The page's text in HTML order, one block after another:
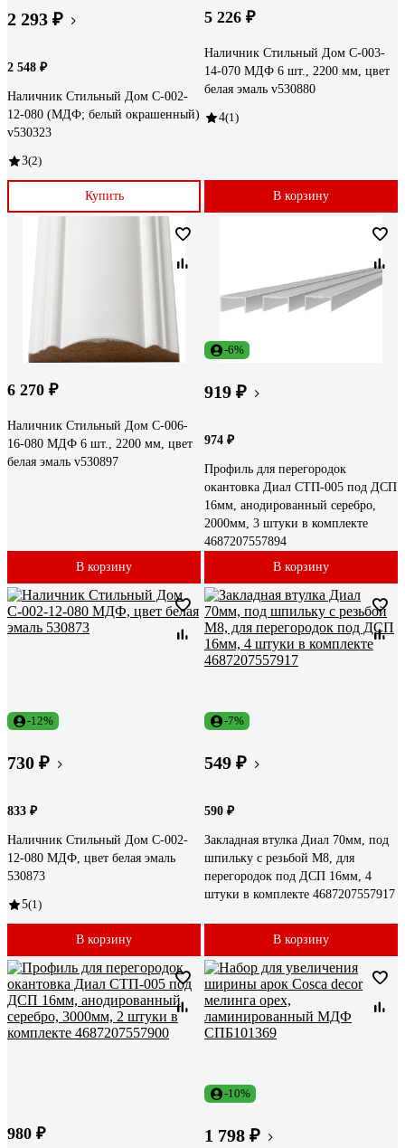
2 293 ₽
2 548 ₽
Наличник Стильный Дом С-002-
12-080 (МДФ; белый окрашенный)
v530323
3(2)
Купить
5 226 ₽
Наличник Стильный Дом С-003-
14-070 МДФ 6 шт., 2200 мм, цвет
белая эмаль v530880
4(1)
В корзину
6 270 ₽
Наличник Стильный Дом С-006-
16-080 МДФ 6 шт., 2200 мм, цвет
белая эмаль v530897
В корзину
-6%
919 ₽
974 ₽
Профиль для перегородок
окантовка Диал СТП-005 под ДСП
16мм, анодированный серебро,
2000мм, 3 штуки в комплекте
4687207557894
В корзину
-12%
730 ₽
833 ₽
Наличник Стильный Дом С-002-
12-080 МДФ, цвет белая эмаль
530873
5(1)
В корзину
-7%
549 ₽
590 ₽
Закладная втулка Диал 70мм, под
шпильку с резьбой М8, для
перегородок под ДСП 16мм, 4
штуки в комплекте 4687207557917
В корзину
980 ₽
-10%
1 798 ₽